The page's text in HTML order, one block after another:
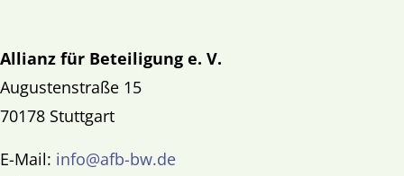
Allianz für Beteiligung e. V.
Augustenstraße 15
70178 Stuttgart
E-Mail: info@afb-bw.de